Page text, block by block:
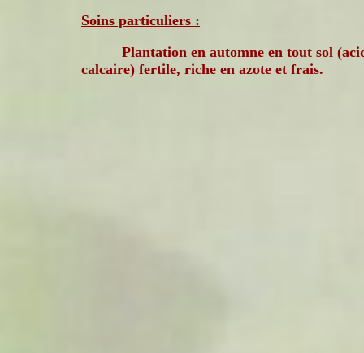
Soins particuliers :
Plantation en automne en tout sol
calcaire) fertile, riche en azote et frais.